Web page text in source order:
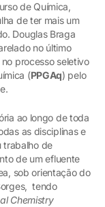
de Química,
de ter mais um
Douglas Braga
no último
processo seletivo
(PPGAq) pelo
ao longo de toda
as disciplinas e
trabalho de
de um efluente
sob orientação do
tendo
Chemistry